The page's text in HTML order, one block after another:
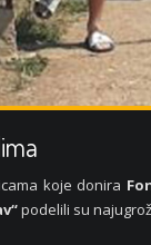
koje donira
podelili su